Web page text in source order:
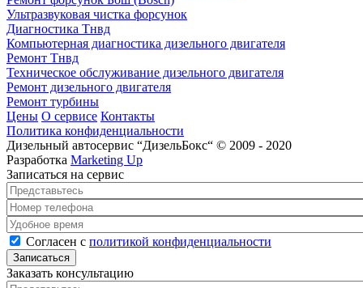
Ультразвуковая чистка форсунок
Диагностика Тнвд
Компьютерная диагностика дизельного двигателя
Ремонт Тнвд
Техническое обслуживание дизельного двигателя
Ремонт дизельного двигателя
Ремонт турбины
Цены О сервисе Контакты
Политика конфиденциальности
Дизельный автосервис “ДизельБокс“ © 2009 - 2020
Разработка Marketing Up
Записаться на сервис
Представьтесь
Номер телефона
Удобное время
Согласен с политикой конфиденциальности*
Согласен с политикой конфиденциальности
Заказать консультацию